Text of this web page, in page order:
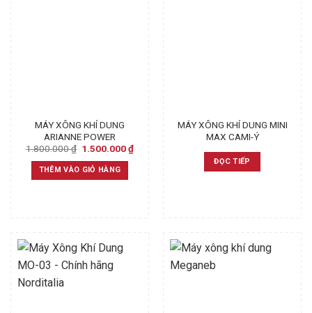
MÁY XÔNG KHÍ DUNG
ARIANNE POWER
1.800.000₫ Original
was:
1.800.000 ₫.
1.500.000₫Current
THÊM VÀO GIỎ HÀNG
MÁY XÔNG KHÍ DUNG MINI
MAX CAMI-Ý
ĐỌC TIẾP